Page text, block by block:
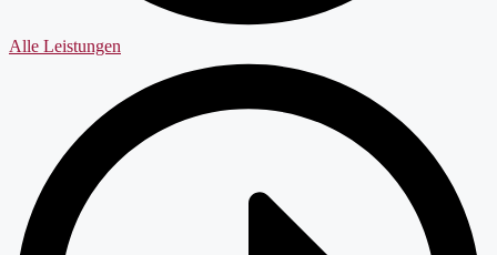
Alle Leistungen